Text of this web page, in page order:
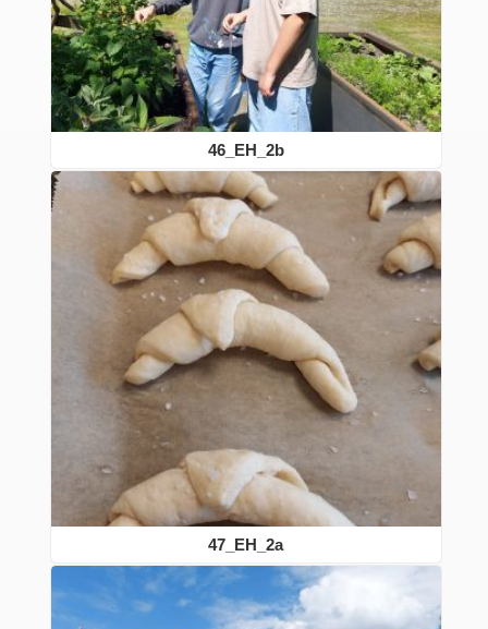
46_EH_2b
47_EH_2a